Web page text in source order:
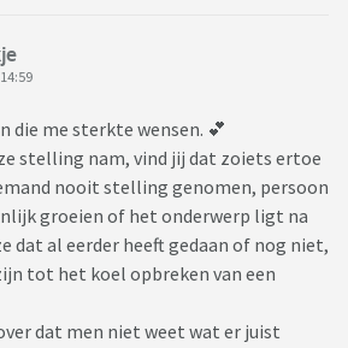
die me sterkte wensen. 💕
stelling nam, vind jij dat zoiets ertoe
nooit stelling genomen, persoon
groeien of het onderwerp ligt na
dat al eerder heeft gedaan of nog niet,
tot het koel opbreken van een
dat men niet weet wat er juist